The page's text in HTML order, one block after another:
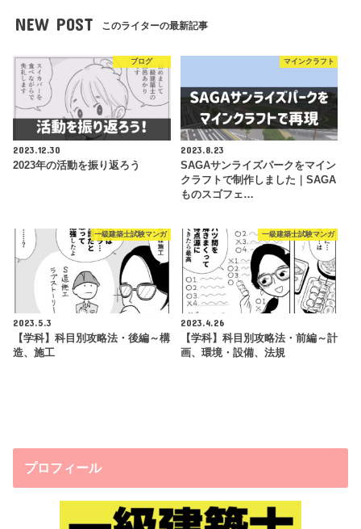
NEW POST このライターの最新記事
ブログ
2023.12.30
2023年の活動を振り返ろう
マインクラフト
2023.8.23
SAGAサンライズパークをマイン
クラフトで制作しました｜SAGA
ものスゴフェ…
一級建築士試験マンガ
2023.5.3
【学科】科目別攻略法・後編～構
造、施工
一級建築士試験マンガ
2023.4.26
【学科】科目別攻略法・前編～計
画、環境・設備、法規
プロフィール